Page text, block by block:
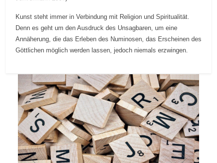
Kunst steht immer in Verbindung mit Religion und Spiritualität.
Denn es geht um den Ausdruck des Unsagbaren, um eine
Annäherung, die das Erleben des Numinosen, das Erscheinen des
Göttlichen möglich werden lassen, jedoch niemals erzwingen.